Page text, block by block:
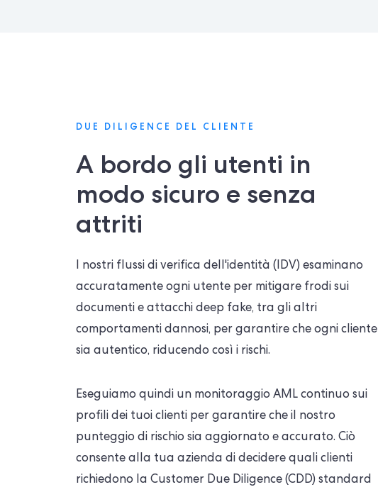
DUE DILIGENCE DEL CLIENTE
A bordo gli utenti in
modo sicuro e senza
attriti
I nostri flussi di verifica dell'identità (IDV) esaminano
accuratamente ogni utente per mitigare frodi sui
documenti e attacchi deep fake, tra gli altri
comportamenti dannosi, per garantire che ogni cliente
sia autentico, riducendo così i rischi.
Eseguiamo quindi un monitoraggio AML continuo sui
profili dei tuoi clienti per garantire che il nostro
punteggio di rischio sia aggiornato e accurato. Ciò
consente alla tua azienda di decidere quali clienti
richiedono la Customer Due Diligence (CDD) standard